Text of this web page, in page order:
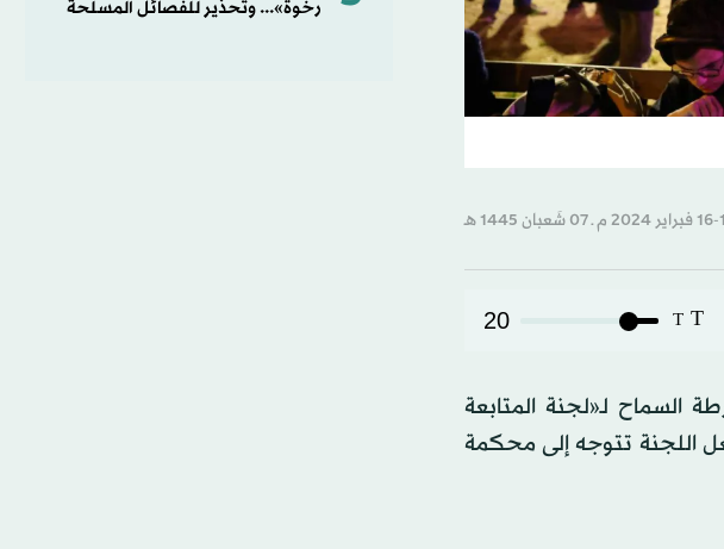
T
T
20
السماح لـ«لجنة المتابعة
غزة، مما جعل اللجنة تتوجه إلى محكمة
رخوة»... وتحذير للفصائل المسلحة